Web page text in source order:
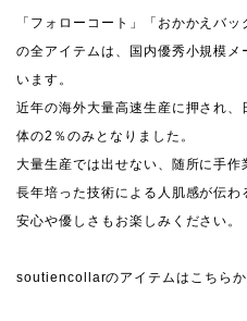
「フォローコート」「おかかえバ
の全アイテムは、国内優秀小規模
います。
近年の海外大量高速生産に押され
体の2％のみとなりました。
大量生産では出せない、随所に手作
長年培った技術による人肌感が伝わ
安心や優しさもお楽しみください。
soutiencollarのアイテムはこちらか